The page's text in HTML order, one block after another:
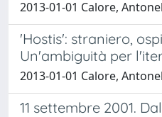
2013-01-01 Calore,
'Hostis': straniero,
Un'ambiguità per
2013-01-01 Calore,
11 settembre 2001.